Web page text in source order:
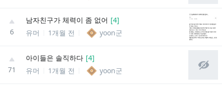
6
남자친구가 체력이 좀 없어 [4]
유머
1개월 전 yoon군
71
아이들은 솔직하다 [4]
유머
1개월 전 yoon군